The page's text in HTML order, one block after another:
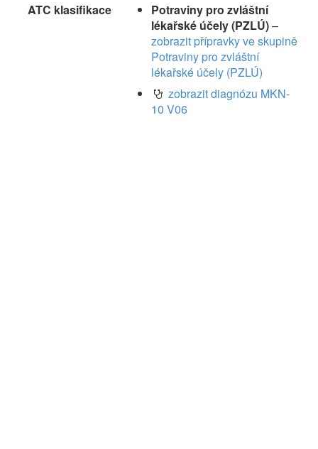
ATC klasifikace
Potraviny pro zvláštní
lékařské účely (PZLÚ)–
zobrazit přípravky ve skupině
Potraviny pro zvláštní
lékařské účely (PZLÚ)
zobrazit diagnózu MKN-
10 V06